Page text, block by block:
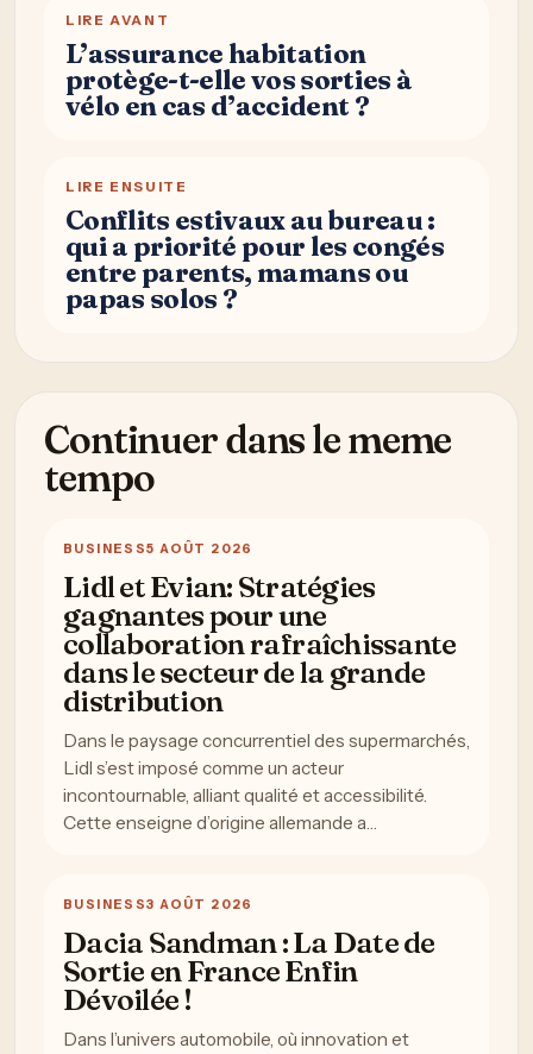
LIRE AVANT
L’assurance habitation
protège-t-elle vos sorties à
vélo en cas d’accident ?
LIRE ENSUITE
Conflits estivaux au bureau :
qui a priorité pour les congés
entre parents, mamans ou
papas solos ?
Continuer dans le meme
tempo
BUSINESS5 AOÛT 2026
Lidl et Evian: Stratégies
gagnantes pour une
collaboration rafraîchissante
dans le secteur de la grande
distribution
Dans le paysage concurrentiel des supermarchés,
Lidl s’est imposé comme un acteur
incontournable, alliant qualité et accessibilité.
Cette enseigne d’origine allemande a…
BUSINESS3 AOÛT 2026
Dacia Sandman : La Date de
Sortie en France Enfin
Dévoilée !
Dans l’univers automobile, où innovation et